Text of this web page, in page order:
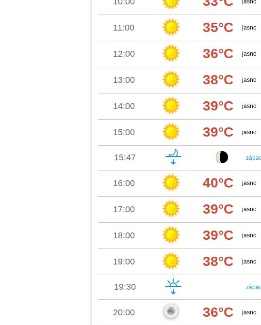
jasno
11:00 35°C jasno
12:00 36°C jasno
13:00 38°C jasno
14:00 39°C jasno
15:00 39°C jasno
15:47
16:00 40°C jasno
17:00 39°C jasno
18:00 39°C jasno
19:00 38°C jasno
19:30
20:00 36°C jasno